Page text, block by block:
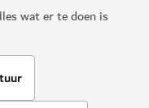
wat er te doen is